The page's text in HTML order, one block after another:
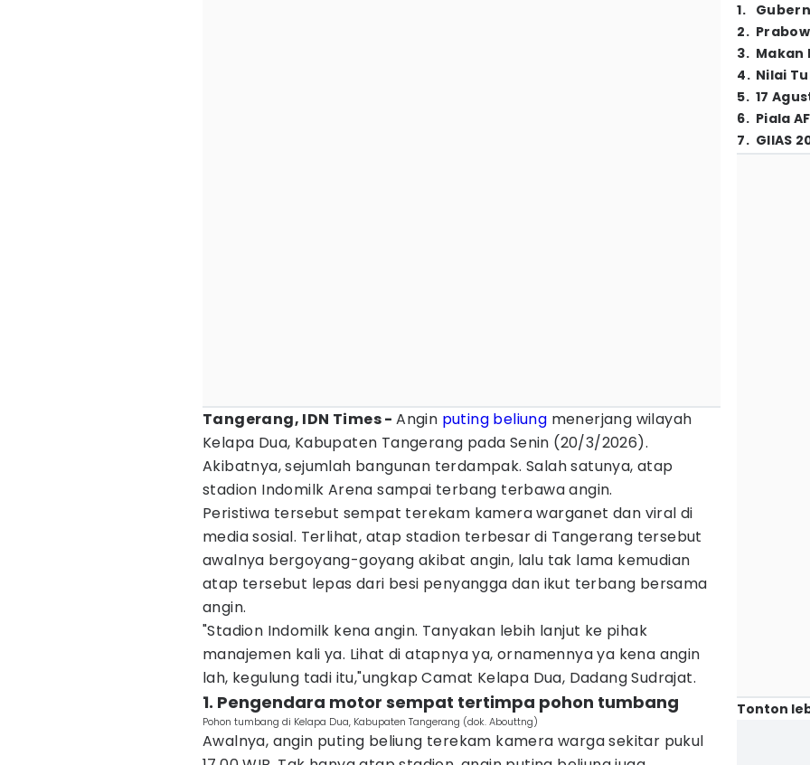
Tangerang, IDN Times -Angin puting beliung menerjang wilayah
Kelapa Dua, Kabupaten Tangerang pada Senin (20/3/2026).
Akibatnya, sejumlah bangunan terdampak. Salah satunya, atap
stadion Indomilk Arena sampai terbang terbawa angin.
Peristiwa tersebut sempat terekam kamera warganet dan viral di
media sosial. Terlihat, atap stadion terbesar di Tangerang tersebut
awalnya bergoyang-goyang akibat angin, lalu tak lama kemudian
atap tersebut lepas dari besi penyangga dan ikut terbang bersama
angin.
"Stadion Indomilk kena angin. Tanyakan lebih lanjut ke pihak
manajemen kali ya. Lihat di atapnya ya, ornamennya ya kena angin
lah, kegulung tadi itu,"ungkap Camat Kelapa Dua, Dadang Sudrajat.
1. Pengendara motor sempat tertimpa pohon tumbang
Pohon tumbang di Kelapa Dua, Kabupaten Tangerang (dok. Abouttng)
Awalnya, angin puting beliung terekam kamera warga sekitar pukul
1.
2.
3. Makan
4. Nilai
5. 17
6. Piala
7. GIIAS
Tonton